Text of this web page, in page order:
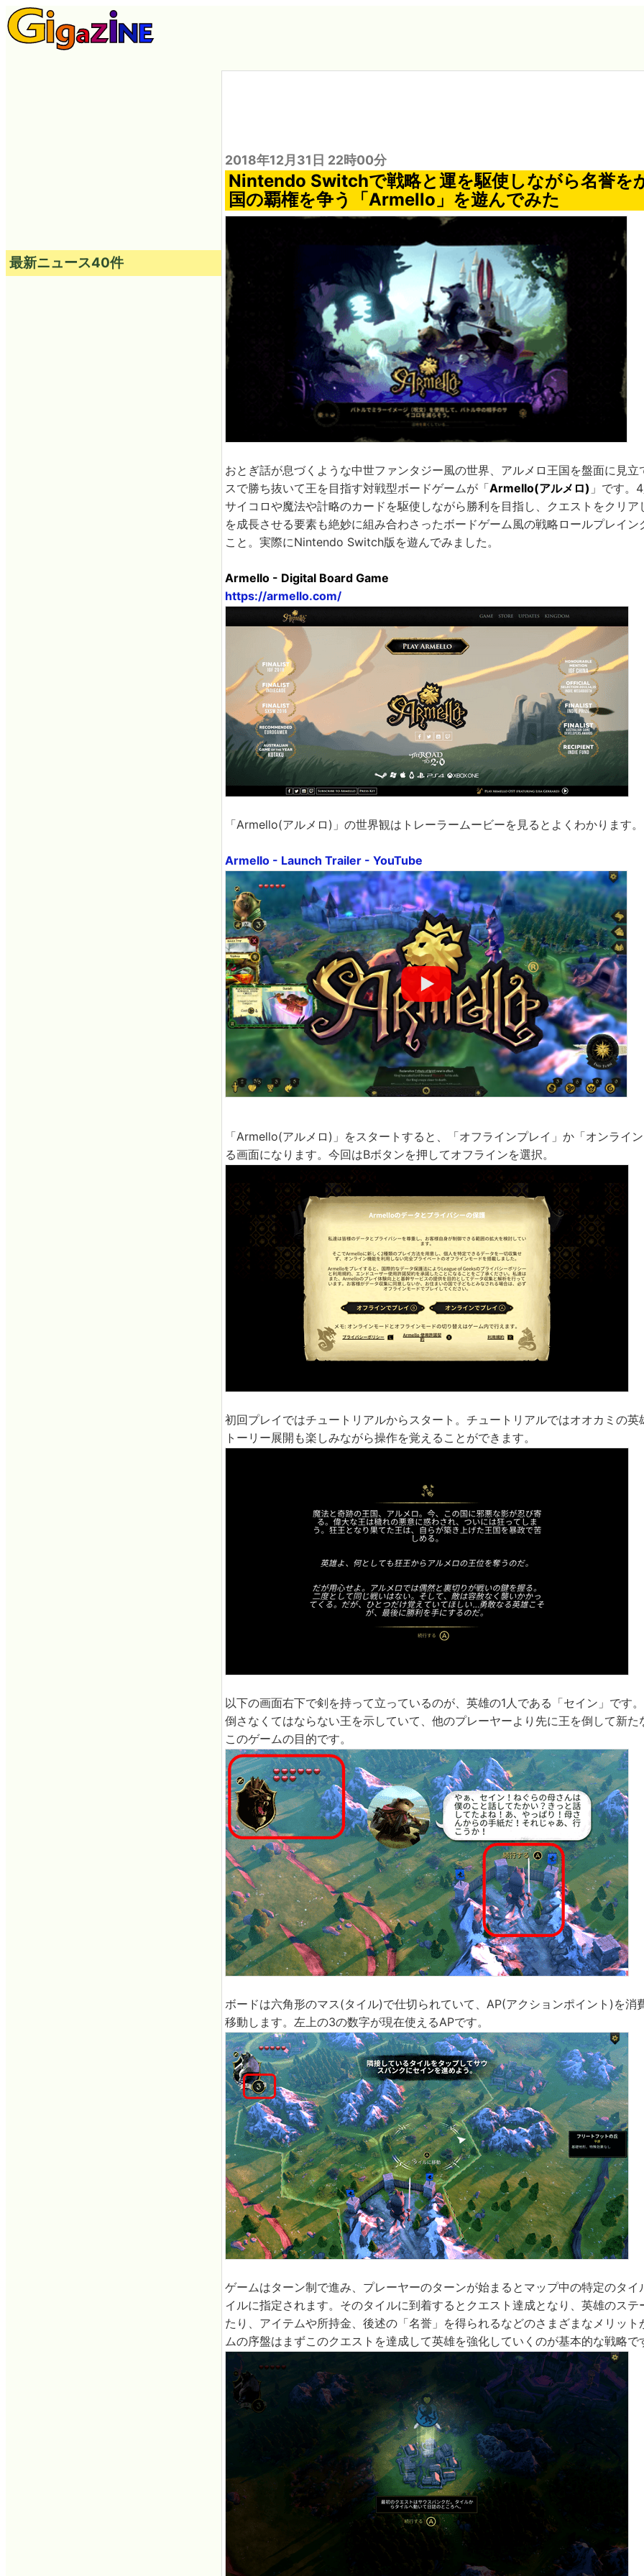
2018年12月31日 22時00分
Nintendo Switchで戦略と運を駆使しながら名誉を
国の覇権を争う「Armello」を遊んでみた
おとぎ話が息づくような中世ファンタジー風の世界、アルメロ王国を盤面に見立
スで勝ち抜いて王を目指す対戦型ボードゲームが「Armello(アルメロ) 」です。
サイコロや魔法や計略のカードを駆使しながら勝利を目指し、クエストをクリア
を成長させる要素も絶妙に組み合わさったボードゲーム風の戦略ロールプレイン
こと。実際にNintendo Switch版を遊んでみました。
Armello - Digital Board Game
https://armello.com/
「Armello(アルメロ)」の世界観はトレーラームービーを見るとよくわかります。
Armello - Launch Trailer - YouTube
「Armello(アルメロ)」をスタートすると、「オフラインプレイ」か「オンライ
る画面になります。今回はBボタンを押してオフラインを選択。
初回プレイではチュートリアルからスタート。チュートリアルではオオカミの
トーリー展開も楽しみながら操作を覚えることができます。
以下の画面右下で剣を持って立っているのが、英雄の1人である「セイン」です
倒さなくてはならない王を示していて、他のプレーヤーより先に王を倒して新た
このゲームの目的です。
ボードは六角形のマス(タイル)で仕切られていて、AP(アクションポイント)を消
移動します。左上の3の数字が現在使えるAPです。
ゲームはターン制で進み、プレーヤーのターンが始まるとマップ中の特定のタイ
イルに指定されます。そのタイルに到着するとクエスト達成となり、英雄のステ
たり、アイテムや所持金、後述の「名誉」を得られるなどのさまざまなメリット
ムの序盤はまずこのクエストを達成して英雄を強化していくのが基本的な戦略で
最新ニュース40件